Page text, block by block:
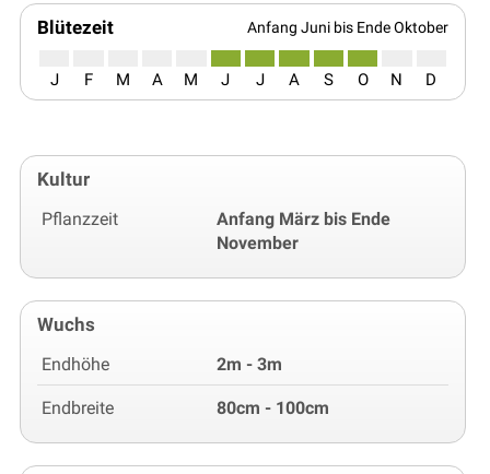
Blütezeit Anfang Juni bis Ende Oktober
J F M A M J J A S O N D
Kultur
Pflanzzeit
Anfang März bis Ende
November
Wuchs
Endhöhe 2m - 3m
Endbreite 80cm - 100cm